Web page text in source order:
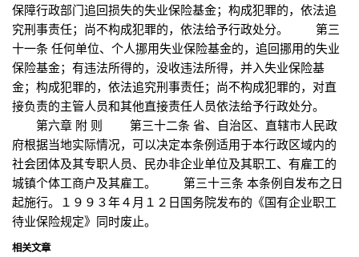
保障行政部门追回损失的失业保险基金；构成犯罪的，依法追
究刑事责任；尚不构成犯罪的，依法给予行政处分。 第三
十一条 任何单位、个人挪用失业保险基金的，追回挪用的失业
保险基金；有违法所得的，没收违法所得，并入失业保险基
金；构成犯罪的，依法追究刑事责任；尚不构成犯罪的，对直
接负责的主管人员和其他直接责任人员依法给予行政处分。
第六章 附 则 第三十二条 省、自治区、直辖市人民政
府根据当地实际情况，可以决定本条例适用于本行政区域内的
社会团体及其专职人员、民办非企业单位及其职工、有雇工的
城镇个体工商户及其雇工。 第三十三条 本条例自发布之日
起施行。１９９３年４月１２日国务院发布的《国有企业职工
待业保险规定》同时废止。
相关文章